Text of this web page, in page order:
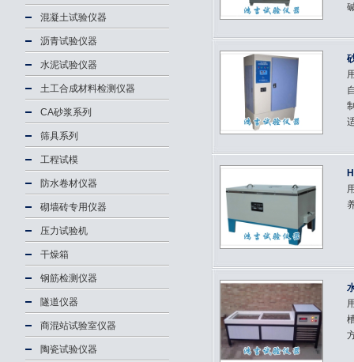
混凝土试验仪器
沥青试验仪器
水泥试验仪器
土工合成材料检测仪器
CA砂浆系列
筛具系列
工程试模
防水卷材仪器
砌墙砖专用仪器
压力试验机
干燥箱
钢筋检测仪器
隧道仪器
商混站试验室仪器
陶瓷试验仪器